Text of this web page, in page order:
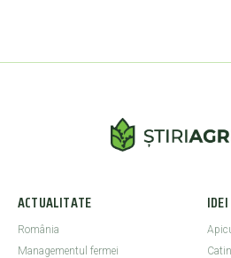
ACTUALITATE
România
Managementul fermei